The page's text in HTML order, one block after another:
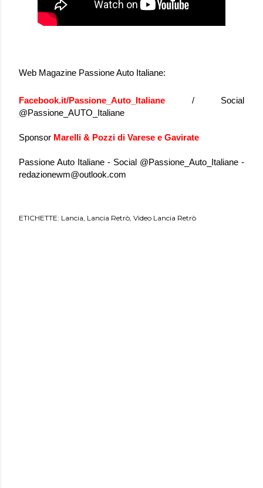
Web Magazine Passione Auto Italiane:
Facebook.it/Passione_Auto_Italiane / Social
@Passione_AUTO_Italiane
Sponsor Marelli & Pozzi di Varese e Gavirate
Passione Auto Italiane - Social @Passione_Auto_Italiane -
redazionewm@outlook.com
ETICHETTE: Lancia Lancia Retrò Video Lancia Retrò